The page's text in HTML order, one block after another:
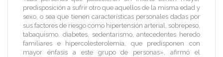
predisposición a sufrir otro que aquellos de la misma edad y
sexo, o sea que tienen características personales dadas por
sus factores de riesgo como hipertensión arterial, sobrepeso,
tabaquismo, diabetes, sedentarismo, antecedentes heredo
familiares e hipercolesterolemia, que predisponen con
mayor énfasis a este grupo de personas», afirmó el